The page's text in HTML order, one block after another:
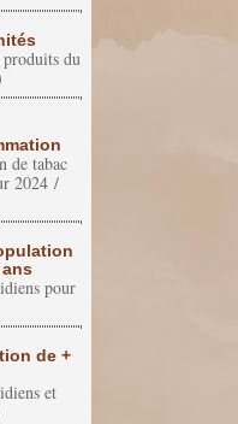
du
de tabac
2024 /
ans
pour
de +
et